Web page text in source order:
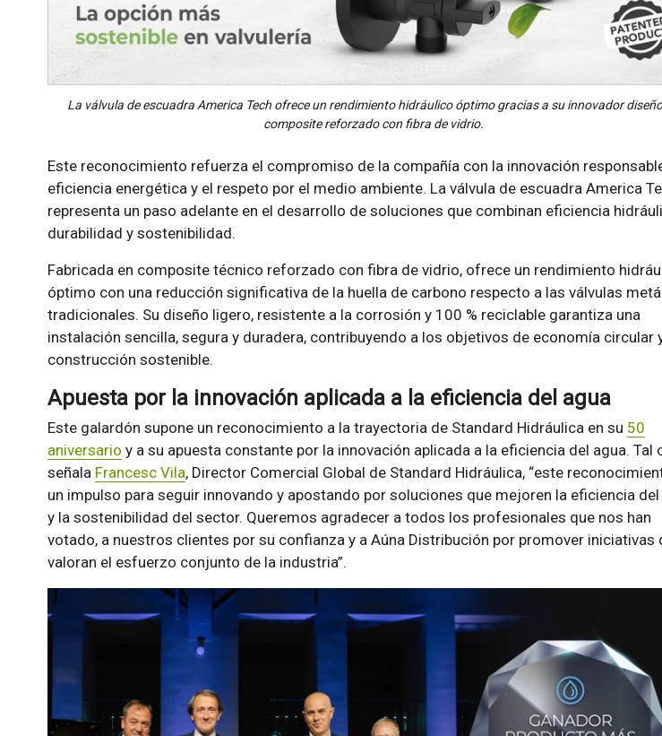
La válvula de escuadra America Tech ofrece un rendimiento hidráulico óptimo gracias a su innovador
composite reforzado con fibra de vidrio.
Este reconocimiento refuerza el compromiso de la compañía con la innovación
eficiencia energética y el respeto por el medio ambiente. La válvula de escuadra America
representa un paso adelante en el desarrollo de soluciones que combinan eficiencia
durabilidad y sostenibilidad.
Fabricada en composite técnico reforzado con fibra de vidrio, ofrece un rendimiento
óptimo con una reducción significativa de la huella de carbono respecto a las válvulas
tradicionales. Su diseño ligero, resistente a la corrosión y 100 % reciclable garantiza una
instalación sencilla, segura y duradera, contribuyendo a los objetivos de economía circular
construcción sostenible.
Apuesta por la innovación aplicada a la eficiencia del agua
Este galardón supone un reconocimiento a la trayectoria de Standard Hidráulica en su 50
aniversario y a su apuesta constante por la innovación aplicada a la eficiencia del agua. Tal
señala Francesc Vila, Director Comercial Global de Standard Hidráulica, “este
un impulso para seguir innovando y apostando por soluciones que mejoren la eficiencia del
y la sostenibilidad del sector. Queremos agradecer a todos los profesionales que nos han
votado, a nuestros clientes por su confianza y a Aúna Distribución por promover iniciativas
valoran el esfuerzo conjunto de la industria”.